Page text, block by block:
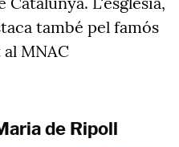
també pel famós
MNAC
de Ripoll